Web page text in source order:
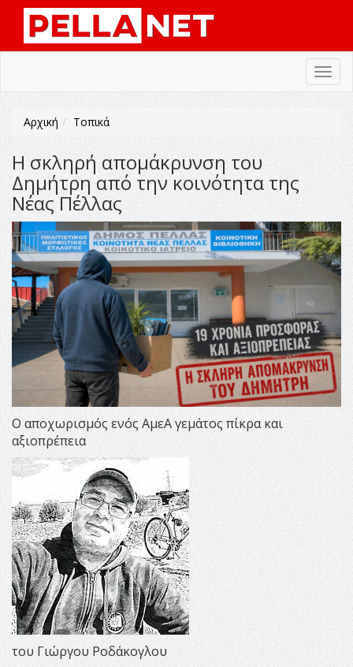
Αρχική Τοπικά
Η σκληρή απομάκρυνση του
Δημήτρη από την κοινότητα της
Νέας Πέλλας
Ο αποχωρισμός ενός ΑμεΑ γεμάτος πίκρα και
αξιοπρέπεια
του Γιώργου Ροδάκογλου